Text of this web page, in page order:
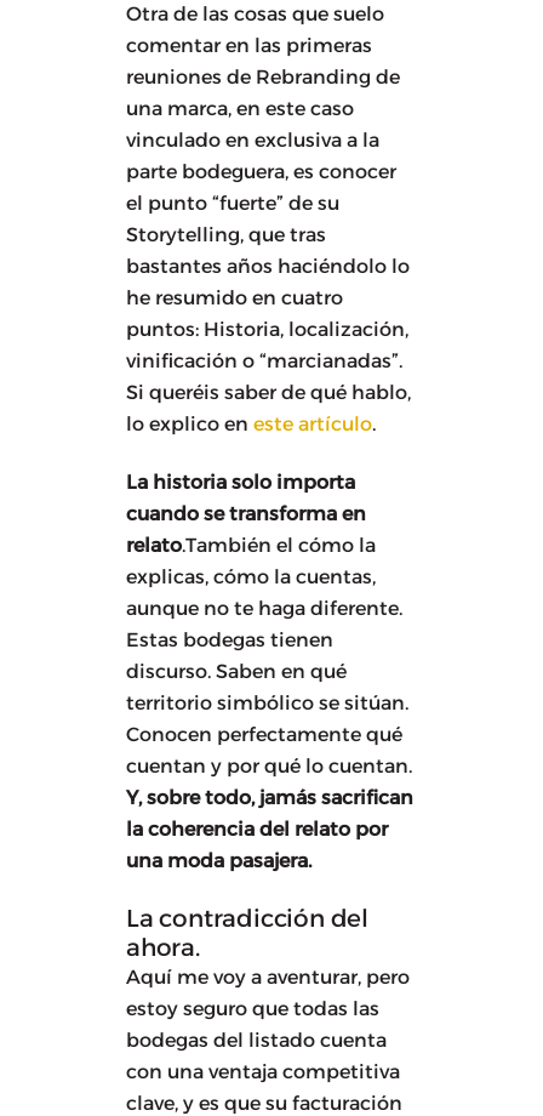
Otra de las cosas que suelo
comentar en las primeras
reuniones de Rebranding de
una marca, en este caso
vinculado en exclusiva a la
parte bodeguera, es conocer
el punto “fuerte” de su
Storytelling, que tras
bastantes años haciéndolo lo
he resumido en cuatro
puntos: Historia, localización,
vinificación o “marcianadas”.
Si queréis saber de qué hablo,
lo explico en este artículo.
La historia solo importa
cuando se transforma en
relato.También el cómo la
explicas, cómo la cuentas,
aunque no te haga diferente.
Estas bodegas tienen
discurso. Saben en qué
territorio simbólico se sitúan.
Conocen perfectamente qué
cuentan y por qué lo cuentan.
Y, sobre todo, jamás sacrifican
la coherencia del relato por
una moda pasajera.
La contradicción del
ahora.
Aquí me voy a aventurar, pero
estoy seguro que todas las
bodegas del listado cuenta
con una ventaja competitiva
clave, y es que su facturación